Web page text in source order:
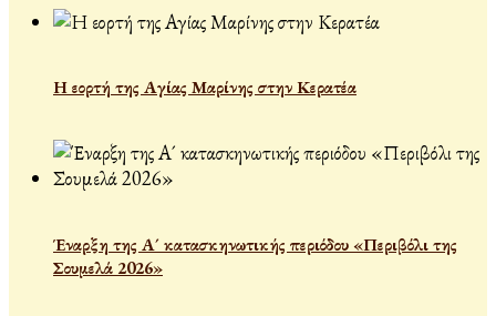
Η εορτή της Αγίας Μαρίνης στην Κερατέα
Έναρξη της Α´ κατασκηνωτικής περιόδου «Περιβόλι της
Σουμελά 2026»